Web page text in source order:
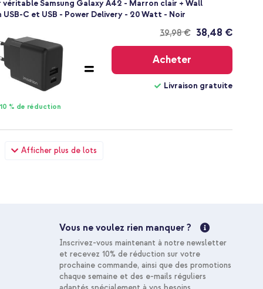
Afficher plus de lots
Samsung Galaxy A42 - Marron clair + Wall
C et USB - Power Delivery - 20 Watt - Noir
10 % de réduction
39,98 €
Livraison
38,48 €
Acheter
Livraison gratuite
Samsung Galaxy A42 - Marron clair + Câble
C - 1 mètre - Noir
10 % de réduction
Livraison gratuite
Vous ne voulez rien manquer ?
Inscrivez-vous maintenant à notre newsletter
et recevez 10% de réduction sur votre
prochaine commande, ainsi que des promotions
chaque semaine et des e-mails réguliers